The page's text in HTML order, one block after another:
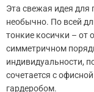
Эта свежая идея для
необычно. По всей
тонкие косички – от
симметричном
индивидуальности,
сочетается с
гардеробом.